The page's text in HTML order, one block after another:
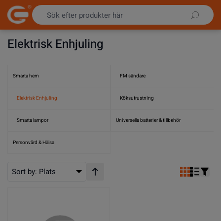
Hoppa till innehållet
Elektrisk Enhjuling
Smarta hem FM sändare
Elektrisk Enhjuling Köksutrustning
Smarta lampor Universella batterier & tillbehör
Personvård & Hälsa
Sort by: Plats Stigande ordning